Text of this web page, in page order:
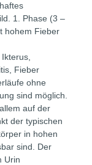
1. Phase (3 –
hohem Fieber
Fieber
ohne
sind möglich.
auf der
der typischen
in hohen
sind. Der
Urin